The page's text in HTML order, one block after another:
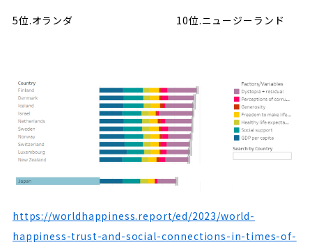
5位.オランダ 10位.ニュージーランド
https://worldhappiness.report/ed/2023/world-
happiness-trust-and-social-connections-in-times-of-